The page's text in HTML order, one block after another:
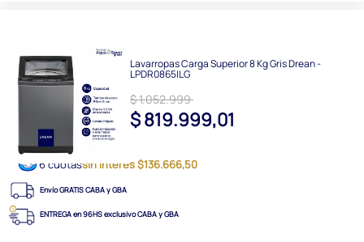
Lavarropas Carga Superior 8 Kg Gris Drean -
LPDR0865ILG
$ 1.052.999
$ 819.999,01
6 cuotassin interés $136.666,50
Envío GRATIS CABA y GBA
ENTREGA en 96HS exclusivo CABA y GBA